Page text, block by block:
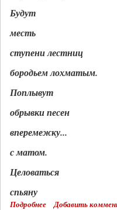
Будут
месть
ступени лестниц
бородьем лохматым.
Поплывут
обрывки песен
вперемежку...
с матом.
Целоваться
спьяну
Подробнее Добавить